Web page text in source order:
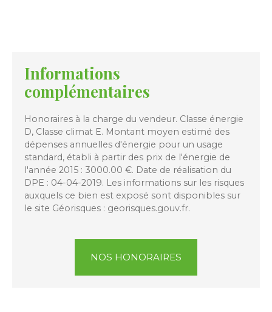
Informations
complémentaires
Honoraires à la charge du vendeur. Classe énergie
D, Classe climat E. Montant moyen estimé des
dépenses annuelles d'énergie pour un usage
standard, établi à partir des prix de l'énergie de
l'année 2015 : 3000.00 €. Date de réalisation du
DPE : 04-04-2019. Les informations sur les risques
auxquels ce bien est exposé sont disponibles sur
le site Géorisques : georisques.gouv.fr.
NOS HONORAIRES